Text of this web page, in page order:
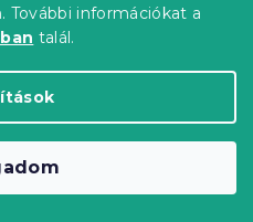
További információkat a
talál.